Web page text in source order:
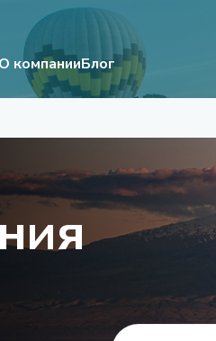
О компанииБлог